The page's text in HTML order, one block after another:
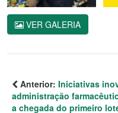
VER GALERIA
Anterior: Iniciativas
administração
a chegada do primeiro